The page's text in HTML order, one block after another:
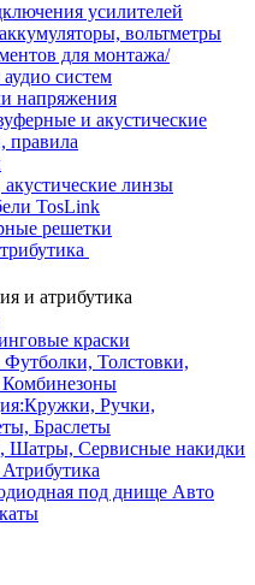
усилителей
вольтметры
для монтажа/
систем
напряжения
и акустические
правила
линзы
TosLink
решетки
и атрибутика
краски
Толстовки,
Ручки,
Браслеты
Шатры, Сервисные накидки
под днище Авто